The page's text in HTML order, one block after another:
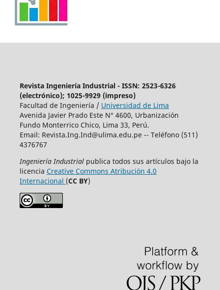
Revista Ingeniería Industrial - ISSN: 2523-6326
(electrónico); 1025-9929 (impreso)
Facultad de Ingeniería / Universidad de Lima
Avenida Javier Prado Este N° 4600, Urbanización
Fundo Monterrico Chico, Lima 33, Perú.
Email: Revista.Ing.Ind@ulima.edu.pe-- Teléfono (511)
4376767
Ingeniería Industrial publica todos sus artículos bajo la
licencia Creative Commons Atribución 4.0
Internacional (CC BY)